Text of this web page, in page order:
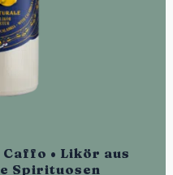
• Likör aus
Spirituosen